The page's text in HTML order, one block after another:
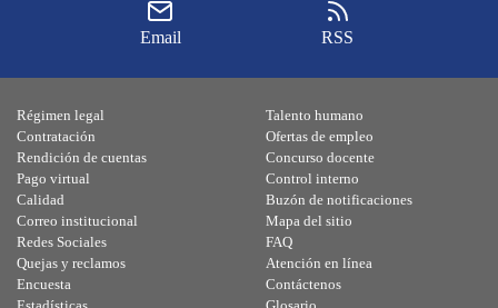
Email RSS
Régimen legal
Contratación
Rendición de cuentas
Pago virtual
Calidad
Talento humano
Ofertas de empleo
Concurso docente
Control interno
Buzón de notificaciones
Correo institucional
Redes Sociales
Quejas y reclamos
Encuesta
Mapa del sitio
FAQ
Atención en línea
Contáctenos